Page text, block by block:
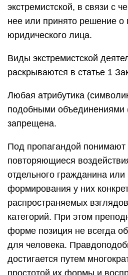
экстремистской, в связи с
нее или принято решение о
юридического лица.
Виды экстремистской
раскрываются в статье 1
Любая атрибутика
подобными объединениями
запрещена.
Под пропагандой понимают
повторяющиеся
отдельного гражданина
формирования у них
распространяемых
категорий. При этом
форме позиция не всегда
для человека.
достигается путем
простотой их формы и